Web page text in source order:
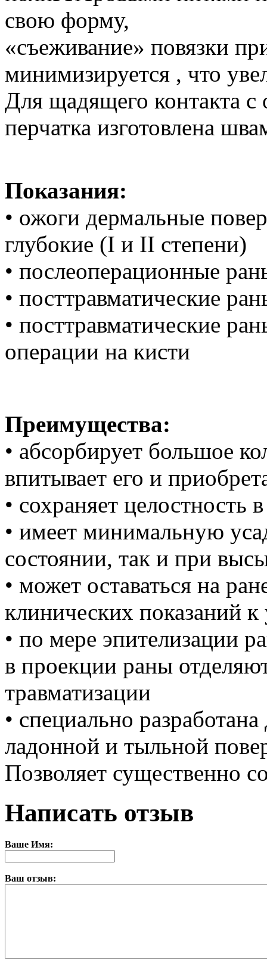
свою форму,
«съеживание» повязки
минимизируется , что
Для щадящего контакта
перчатка изготовлена
Показания:
• ожоги дермальные
глубокие (I и II степени)
• послеоперационные
• посттравматические
• посттравматические
операции на кисти
Преимущества:
• абсорбирует большое
впитывает его и
• сохраняет целостность
• имеет минимальную
состоянии, так и при
• может оставаться на
клинических показаний
• по мере эпителизации
в проекции раны
травматизации
• специально
ладонной и тыльной
Позволяет существенно
Написать отзыв
Ваше Имя:
Ваш отзыв: